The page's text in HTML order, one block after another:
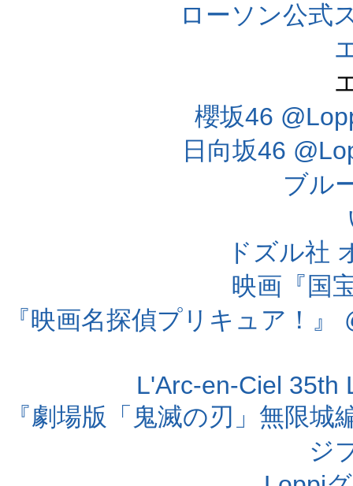
ローソン公式
櫻坂46
日向坂46
ブル
ドズル社
映画『国
『映画名探偵プリキュア！
L'Arc-en-Ciel 35th
『劇場版「鬼滅の刃」無限
ジ